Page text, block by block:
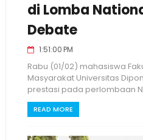
di Lomba
Debate
1:51:00 PM
Rabu (01/02) mahasiswa
Masyarakat Universitas
prestasi pada perlombaan
READ MORE